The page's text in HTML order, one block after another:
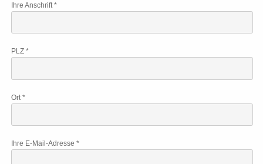
Ihre Anschrift *
PLZ *
Ort *
Ihre E-Mail-Adresse *